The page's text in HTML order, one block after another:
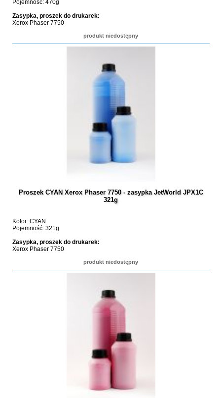
Pojemność: 470g
Zasypka, proszek do drukarek:
Xerox Phaser 7750
produkt niedostępny
Proszek CYAN Xerox Phaser 7750 - zasypka JetWorld JPX1C
321g
Kolor: CYAN
Pojemność: 321g
Zasypka, proszek do drukarek:
Xerox Phaser 7750
produkt niedostępny